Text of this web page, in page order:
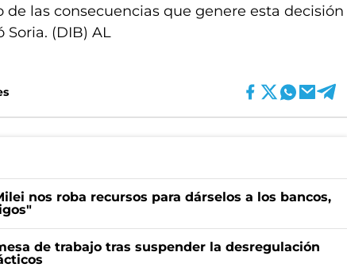
de las consecuencias que genere esta decisión
Soria. (DIB) AL
nos roba recursos para dárselos a los bancos,
de trabajo tras suspender la desregulación